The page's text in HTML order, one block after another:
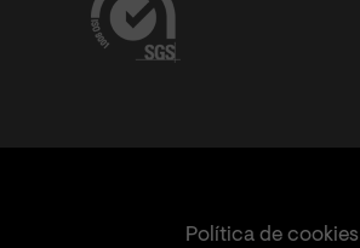
Política de cookies